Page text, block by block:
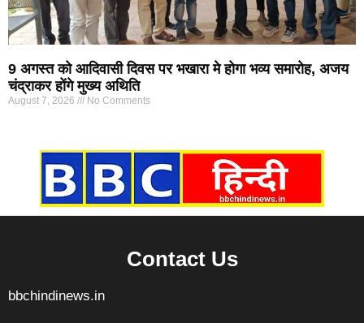
9 अगस्त को आदिवासी दिवस पर भखारा मे होगा भव्य समारोह, अजय
चंद्राकर होंगे मुख्य अथिति
August 7, 2026 No Comments
Contact Us
bbchindinews.in